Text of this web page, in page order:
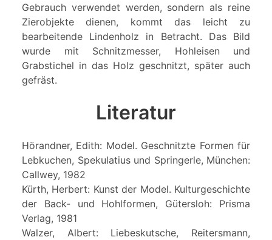
Gebrauch verwendet werden, sondern als reine
Zierobjekte dienen, kommt das leicht zu
bearbeitende Lindenholz in Betracht. Das Bild
wurde mit Schnitzmesser, Hohleisen und
Grabstichel in das Holz geschnitzt, später auch
gefräst.
Literatur
Hörandner, Edith: Model. Geschnitzte Formen für
Lebkuchen, Spekulatius und Springerle, München:
Callwey, 1982
Kürth, Herbert: Kunst der Model. Kulturgeschichte
der Back- und Hohlformen, Gütersloh: Prisma
Verlag, 1981
Walzer, Albert: Liebeskutsche, Reitersmann,